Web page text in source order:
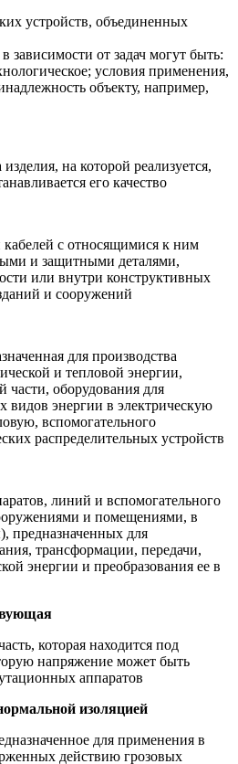
устройств, объединенных
зависимости от задач могут быть:
условия применения,
объекту, например,
на которой реализуется,
его качество
с относящимися к ним
и защитными деталями,
или внутри конструктивных
и сооружений
для производства
и тепловой энергии,
части, оборудования для
видов энергии в электрическую
вспомогательного
распределительных устройств
линий и вспомогательного
и помещениями, в
предназначенных для
трансформации, передачи,
энергии и преобразования ее в
которая находится под
напряжение может быть
аппаратов
изоляцией
для применения в
действию грозовых